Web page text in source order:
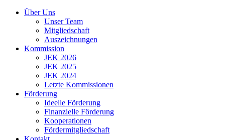
Über Uns
Unser Team
Mitgliedschaft
Auszeichnungen
Kommission
JEK 2026
JEK 2025
JEK 2024
Letzte Kommissionen
Förderung
Ideelle Förderung
Finanzielle Förderung
Kooperationen
Fördermitgliedschaft